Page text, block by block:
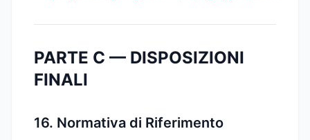
PARTE C — DISPOSIZIONI
FINALI
16. Normativa di Riferimento